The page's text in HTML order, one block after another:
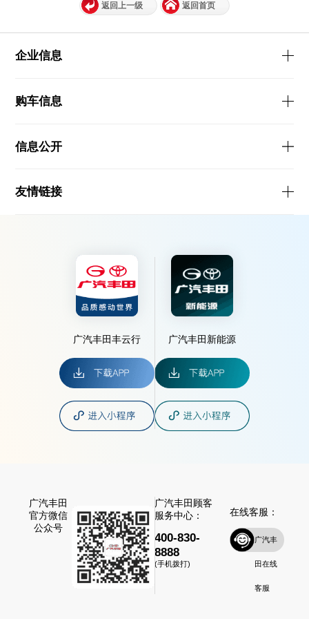
返回上一级 返回首页
企业信息
购车信息
信息公开
友情链接
广汽丰田丰云行 广汽丰田新能源
广汽丰田
官方微信
公众号
广汽丰田顾客
服务中心：
400-830-
8888
(手机拨打)
在线客服：
广汽丰
田在线
客服